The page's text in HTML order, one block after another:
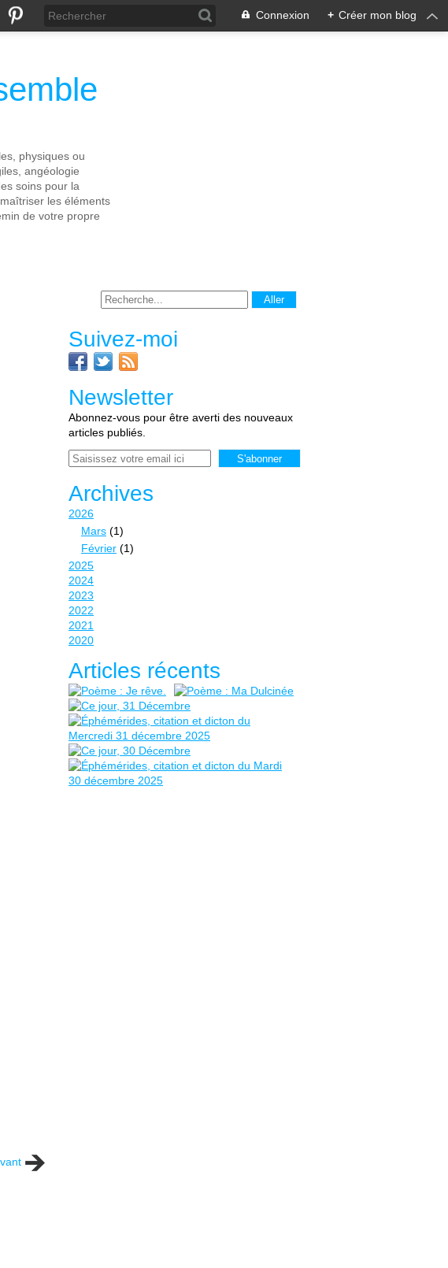
Connexion + Créer mon blog
physiques ou
angéologie
soins pour la
les éléments
de votre propre
Suivez-moi
Newsletter
Abonnez-vous pour être averti des nouveaux
articles publiés.
Email
Archives
2026
Mars (1)
Février (1)
2025
2024
2023
2022
2021
2020
Articles récents